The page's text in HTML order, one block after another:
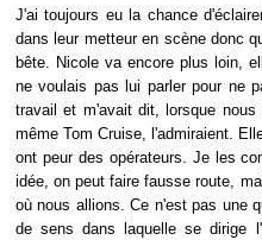
J'ai toujours eu la chance
dans leur metteur en scène donc
bête. Nicole va encore plus loin,
ne voulais pas lui parler pour ne
travail et m'avait dit, lorsque
même Tom Cruise, l'admiraient.
ont peur des opérateurs. Je les
idée, on peut faire fausse route,
où nous allions. Ce n'est pas une
de sens dans laquelle se dirige